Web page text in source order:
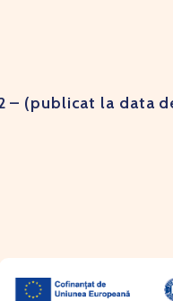
– (publicat la data